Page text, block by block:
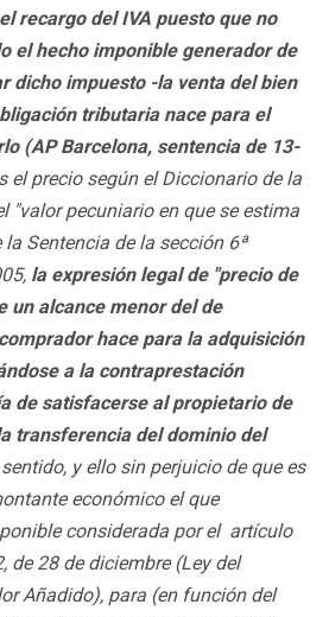
recargo del IVA puesto que no
el hecho imponible generador de
dicho impuesto -la venta del bien
tributaria nace para el
(AP Barcelona, sentencia de 13-
el precio según el Diccionario de la
"valor pecuniario en que se estima
Sentencia de la sección 6ª
la expresión legal de "precio de
un alcance menor del de
hace para la adquisición
a la contraprestación
de satisfacerse al propietario de
transferencia del dominio del
y ello sin perjuicio de que es
económico el que
considerada por el artículo
de 28 de diciembre (Ley del
Añadido), para (en función del